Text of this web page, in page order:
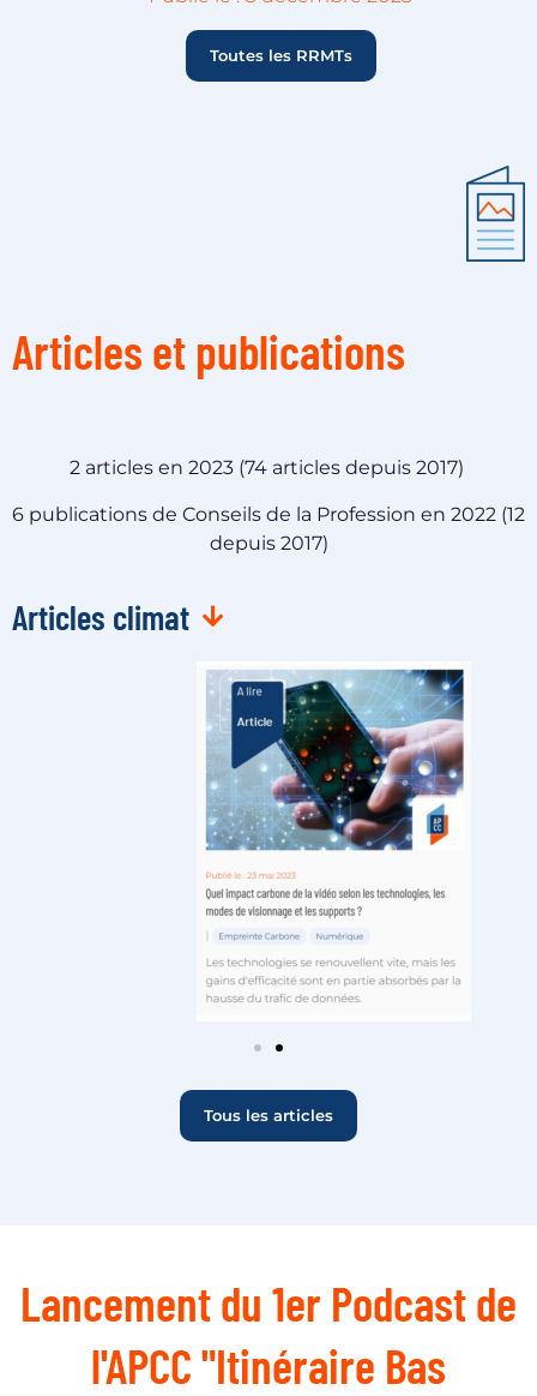
Toutes les RRMTs
Articles et publications
2 articles en 2023 (74 articles depuis 2017)
6 publications de Conseils de la Profession en 2022 (12
depuis 2017)
Articles climat
Tous les articles
Lancement du 1er Podcast de
l'APCC "Itinéraire Bas